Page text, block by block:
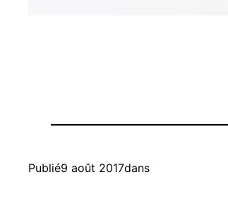
Publié9 août 2017dans